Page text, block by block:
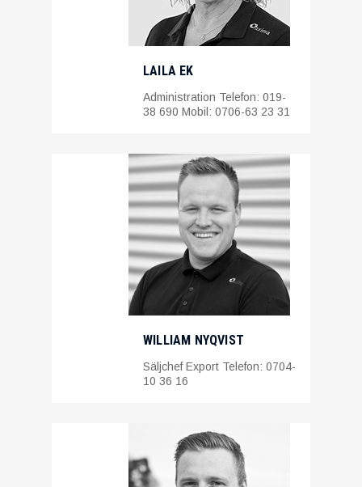
LAILA EK
Administration Telefon: 019-
38 690 Mobil: 0706-63 23 31
WILLIAM NYQVIST
Säljchef Export Telefon: 0704-
10 36 16